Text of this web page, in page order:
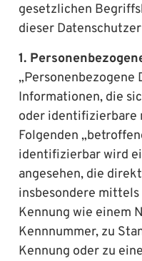
gesetzlichen
dieser
1.
„Personenbezogene
Informationen, die
oder identifizierbare
Folgenden
identifizierbar wird
angesehen, die
insbesondere
Kennung wie einem
Kennnummer, zu
Kennung oder zu